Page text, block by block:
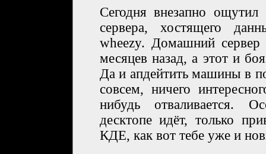
Сегодня внезапно ощутил
сервера, хостящего
wheezy. Домашний сервер
месяцев назад, а этот и
Да и апдейтить машины в
совсем, ничего
нибудь отваливается.
десктопе идёт, только
КДЕ, как вот тебе уже и